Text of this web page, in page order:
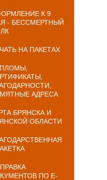
К 9
- БЕССМЕРТНЫЙ
НА ПАКЕТАХ
АДРЕСА
БРЯНСКА И
ОБЛАСТИ
ПО E-